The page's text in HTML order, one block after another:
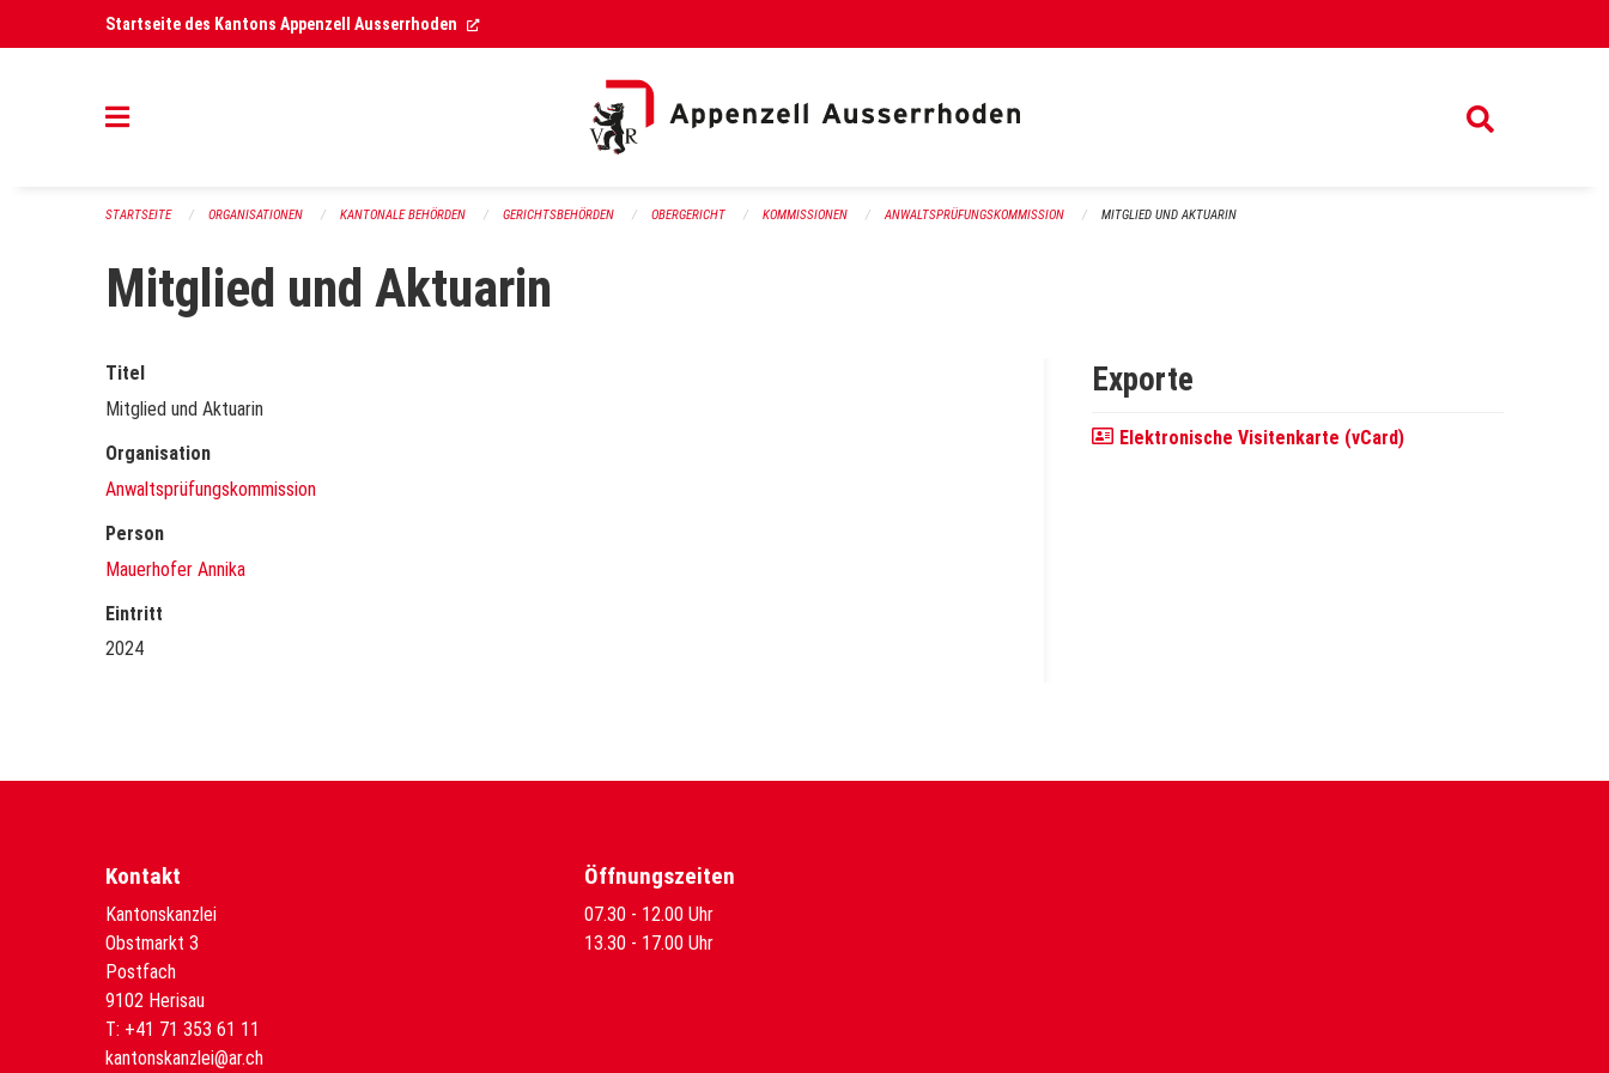
Navigation überspringenStartseite des Kantons Appenzell Ausserrhoden (External Link)
STARTSEITE ORGANISATIONEN KANTONALE BEHÖRDEN GERICHTSBEHÖRDEN OBERGERICHT KOMMISSIONEN ANWALTSPRÜFUNGSKOMMISSION MITGLIED UND AKTUARIN
Mitglied und Aktuarin
Titel
Mitglied und Aktuarin
Organisation
Anwaltsprüfungskommission
Person
Mauerhofer Annika
Eintritt
2024
Exporte
Elektronische Visitenkarte (vCard)
Kontakt
Kantonskanzlei
Obstmarkt 3
Postfach
9102 Herisau
T: +41 71 353 61 11
kantonskanzlei@ar.ch
Öffnungszeiten
07.30 - 12.00 Uhr
13.30 - 17.00 Uhr